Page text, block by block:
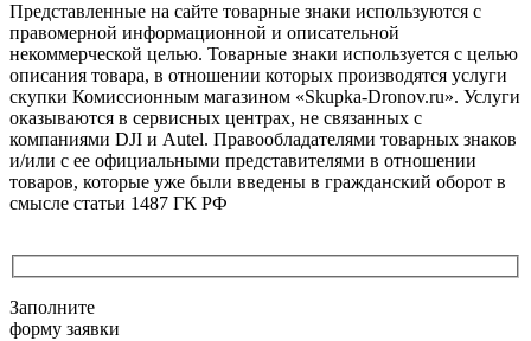
Представленные на сайте товарные знаки используются с
правомерной информационной и описательной
некоммерческой целью. Товарные знаки используется с целью
описания товара, в отношении которых производятся услуги
скупки Комиссионным магазином «Skupka-Dronov.ru». Услуги
оказываются в сервисных центрах, не связанных с
компаниями DJI и Autel. Правообладателями товарных знаков
и/или с ее официальными представителями в отношении
товаров, которые уже были введены в гражданский оборот в
смысле статьи 1487 ГК РФ
Заполните
форму заявки